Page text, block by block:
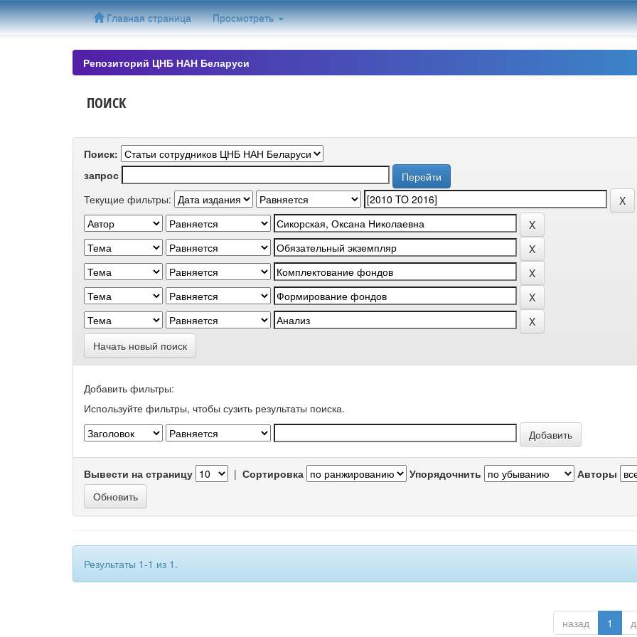
Skip
navigation
Главная страница Просмотреть
Репозиторий ЦНБ НАН Беларуси
ПОИСК
Поиск:
запрос
Текущие фильтры:
Начать новый поиск
Добавить фильтры:
Используйте фильтры, чтобы сузить результаты поиска.
Вывести на страницу | Сортировка Упорядочнить Авторы
Результаты 1-1 из 1.
назад 1